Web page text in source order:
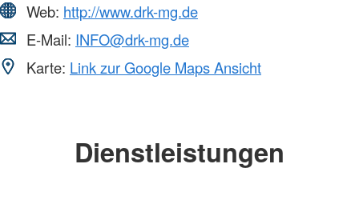
Web: http://www.drk-mg.de
E-Mail: INFO@drk-mg.de
Karte: Link zur Google Maps Ansicht
Dienstleistungen